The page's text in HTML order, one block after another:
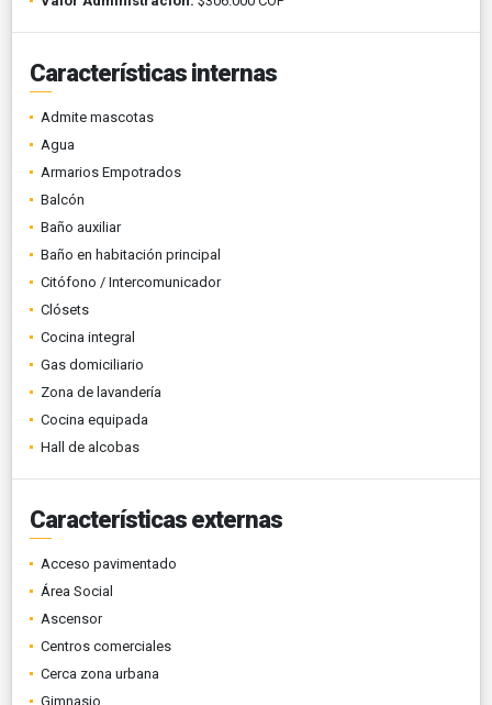
Características internas
Admite mascotas
Agua
Armarios Empotrados
Balcón
Baño auxiliar
Baño en habitación principal
Citófono / Intercomunicador
Clósets
Cocina integral
Gas domiciliario
Zona de lavandería
Cocina equipada
Hall de alcobas
Características externas
Acceso pavimentado
Área Social
Ascensor
Centros comerciales
Cerca zona urbana
Gimnasio